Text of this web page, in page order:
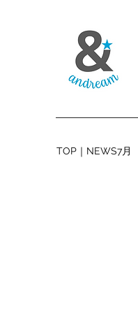
TOP｜NEWS7月